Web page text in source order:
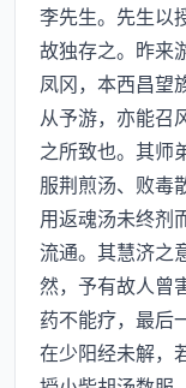
李先生。先生以
故独存之。昨来
凤冈，本西昌望
从予游，亦能召
之所致也。其师
服荆煎汤、败毒
用返魂汤未终剂
流通。其慧济之
然，予有故人曾
药不能疗，最后
在少阳经未解，